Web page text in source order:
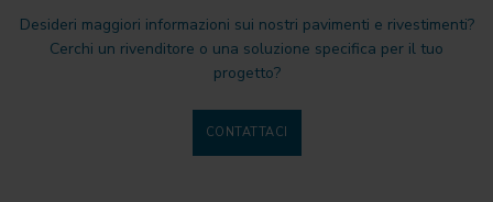
Desideri maggiori informazioni sui nostri pavimenti e rivestimenti?
Cerchi un rivenditore o una soluzione specifica per il tuo
progetto?
CONTATTACI